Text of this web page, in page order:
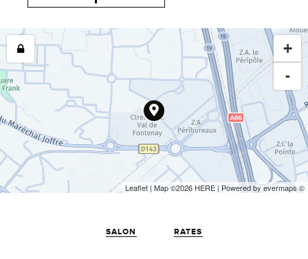
+
-
Leaflet | Map ©2026 HERE | Powered byevermaps©
SALON RATES